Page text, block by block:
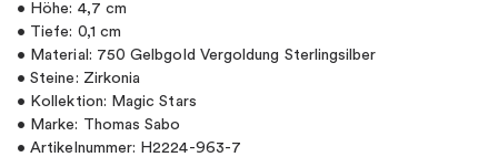
• Höhe: 4,7 cm
• Tiefe: 0,1 cm
• Material: 750 Gelbgold Vergoldung Sterlingsilber
• Steine: Zirkonia
• Kollektion: Magic Stars
• Marke: Thomas Sabo
• Artikelnummer: H2224-963-7